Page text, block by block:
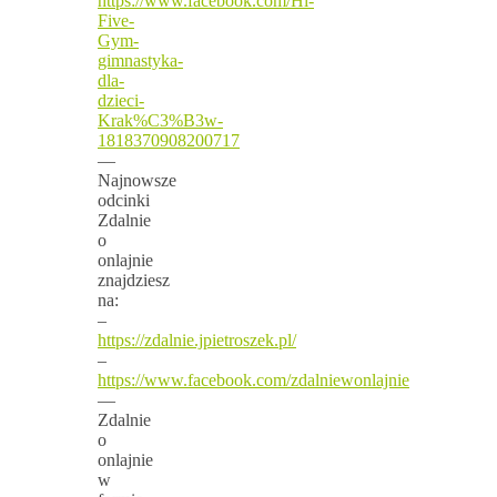
Five-
Gym-
gimnastyka-
dla-
dzieci-
Krak%C3%B3w-
1818370908200717
—
Najnowsze
odcinki
Zdalnie
o
onlajnie
znajdziesz
na:
–
https://zdalnie.jpietroszek.pl/
–
https://www.facebook.com/zdalniewonlajnie
—
Zdalnie
o
onlajnie
w